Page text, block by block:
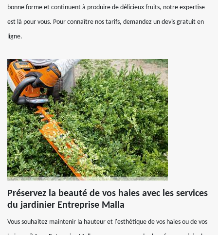
bonne forme et continuent à produire de délicieux fruits, notre expertise
est là pour vous. Pour connaître nos tarifs, demandez un devis gratuit en
ligne.
Préservez la beauté de vos haies avec les services
du jardinier Entreprise Malla
Vous souhaitez maintenir la hauteur et l'esthétique de vos haies ou de vos